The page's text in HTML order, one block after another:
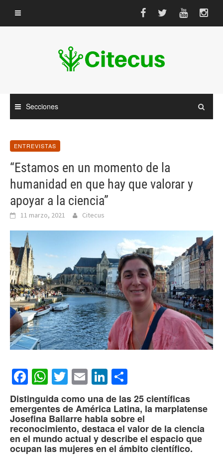
contenido
Secciones
ENTREVISTAS
“Estamos en un momento de la
humanidad en que hay que valorar y
apoyar a la ciencia”
11 marzo, 2021 Citecus
Facebook
WhatsApp
Twitter
EmailLinkedIn
Distinguida como una de las 25 científicas
emergentes de América Latina, la marplatense
Josefina Ballarre habla sobre el
reconocimiento, destaca el valor de la ciencia
en el mundo actual y describe el espacio que
ocupan las mujeres en el ámbito científico.